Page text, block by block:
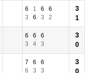
6 1 6
6
3
6 3 2
3
1
6 6
6
3
4 3
3
0
7 6
6
6
3 3
3
0